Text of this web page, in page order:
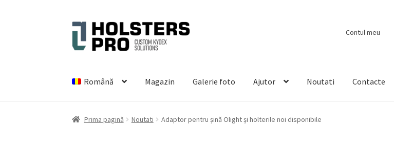
Sari
navigare
Sari
conținut
Contul meu
Română Magazin Galerie foto Ajutor Noutati Contacte
Prima pagină Noutati Adaptor pentru șină Olight și holterile noi disponibile